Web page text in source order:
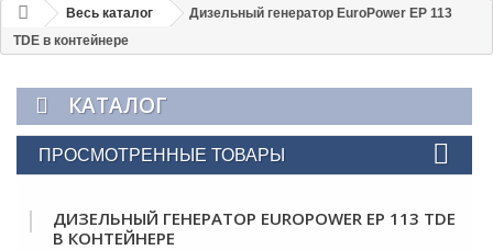
Весь каталог
Дизельный генератор EuroPower EP 113
TDE в контейнере
КАТАЛОГ
ПРОСМОТРЕННЫЕ ТОВАРЫ
ДИЗЕЛЬНЫЙ ГЕНЕРАТОР EUROPOWER EP 113 TDE
В КОНТЕЙНЕРЕ